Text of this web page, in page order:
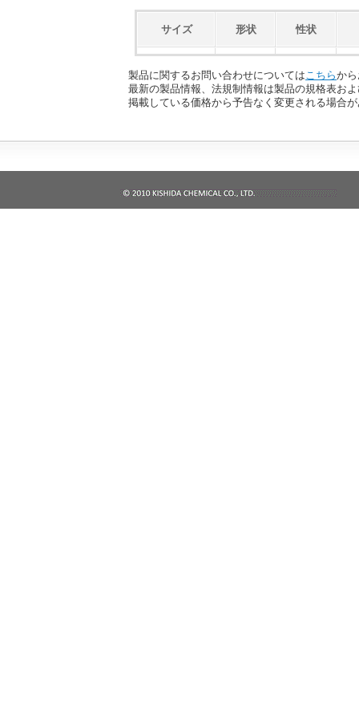
サイズ 形状 性状
製品に関するお問い合わせについては こちらか
最新の製品情報、法規制情報は製品の規格表お
掲載している価格から予告なく変更される場合